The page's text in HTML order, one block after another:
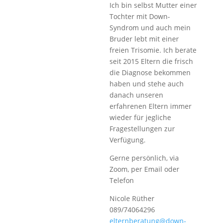
Ich bin selbst Mutter einer
Tochter mit Down-
Syndrom und auch mein
Bruder lebt mit einer
freien Trisomie. Ich berate
seit 2015 Eltern die frisch
die Diagnose bekommen
haben und stehe auch
danach unseren
erfahrenen Eltern immer
wieder für jegliche
Fragestellungen zur
Verfügung.
Gerne persönlich, via
Zoom, per Email oder
Telefon
Nicole Rüther
089/74064296
elternberatung@down-